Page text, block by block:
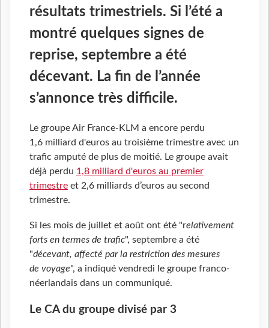
résultats trimestriels. Si l’été a
montré quelques signes de
reprise, septembre a été
décevant. La fin de l’année
s’annonce très difficile.
Le groupe Air France-KLM a encore perdu
1,6 milliard d'euros au troisième trimestre avec un
trafic amputé de plus de moitié. Le groupe avait
déjà perdu 1,8 milliard d'euros au premier
trimestre et 2,6 milliards d’euros au second
trimestre.
Si les mois de juillet et août ont été "relativement
forts en termes de trafic", septembre a été
"décevant, affecté par la restriction des mesures
de voyage", a indiqué vendredi le groupe franco-
néerlandais dans un communiqué.
Le CA du groupe divisé par 3